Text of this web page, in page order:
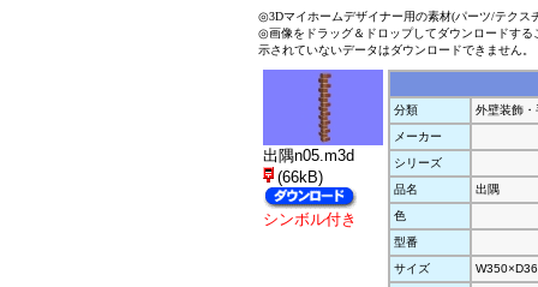
◎3Dマイホームデザイナー用の素材(パーツ/テクス
◎画像をドラッグ＆ドロップしてダウンロードす
示されていないデータはダウンロードできません。
出隅n05.m3d
(66kB)
シンボル付き
分類
外壁装飾・
メーカー
シリーズ
品名
出隅
色
型番
サイズ